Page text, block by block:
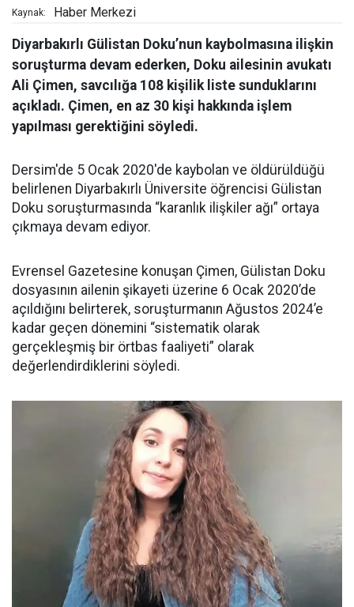
Kaynak: Haber Merkezi
Diyarbakırlı Gülistan Doku’nun kaybolmasına ilişkin
soruşturma devam ederken, Doku ailesinin avukatı
Ali Çimen, savcılığa 108 kişilik liste sunduklarını
açıkladı. Çimen, en az 30 kişi hakkında işlem
yapılması gerektiğini söyledi.
Dersim'de 5 Ocak 2020'de kaybolan ve öldürüldüğü
belirlenen Diyarbakırlı Üniversite öğrencisi Gülistan
Doku soruşturmasında “karanlık ilişkiler ağı” ortaya
çıkmaya devam ediyor.
Evrensel Gazetesine konuşan Çimen, Gülistan Doku
dosyasının ailenin şikayeti üzerine 6 Ocak 2020’de
açıldığını belirterek, soruşturmanın Ağustos 2024’e
kadar geçen dönemini “sistematik olarak
gerçekleşmiş bir örtbas faaliyeti” olarak
değerlendirdiklerini söyledi.